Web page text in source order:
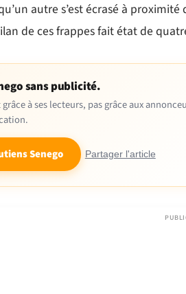
autre s’est écrasé à
de ces frappes fait état de
sans publicité.
grâce à ses lecteurs, pas grâce aux
Senego Partager l'article